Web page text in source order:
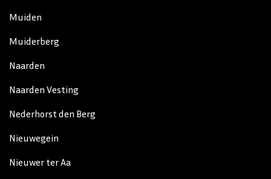
Muiden
Muiderberg
Naarden
Naarden Vesting
Nederhorst den Berg
Nieuwegein
Nieuwer ter Aa